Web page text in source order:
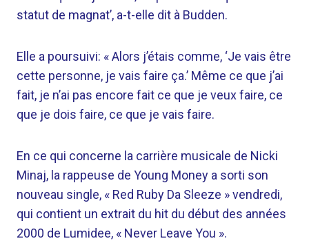
statut de magnat’, a-t-elle dit à Budden.
Elle a poursuivi: « Alors j’étais comme, ‘Je vais être
cette personne, je vais faire ça.’ Même ce que j’ai
fait, je n’ai pas encore fait ce que je veux faire, ce
que je dois faire, ce que je vais faire.
En ce qui concerne la carrière musicale de Nicki
Minaj, la rappeuse de Young Money a sorti son
nouveau single, « Red Ruby Da Sleeze » vendredi,
qui contient un extrait du hit du début des années
2000 de Lumidee, « Never Leave You ».